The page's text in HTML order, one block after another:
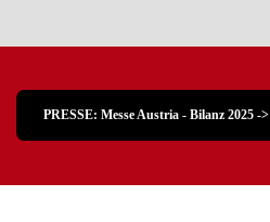
PRESSE: Messe Austria - Bilanz 2025 ->